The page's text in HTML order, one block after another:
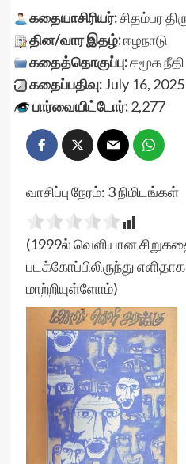
கதையாசிரியர்:சிதம்பர
தின/வார இதழ்:ஈழநாடு
கதைத்தொகுப்பு:சமூக நீதி
கதைப்பதிவு:July 16, 2025
பார்வையிட்டோர்:2,277
வாசிப்பு நேரம்: 3நிமிடங்கள்
(1999ல் வெளியான
படக்கோப்பிலிருந்து
மாற்றியுள்ளோம்)